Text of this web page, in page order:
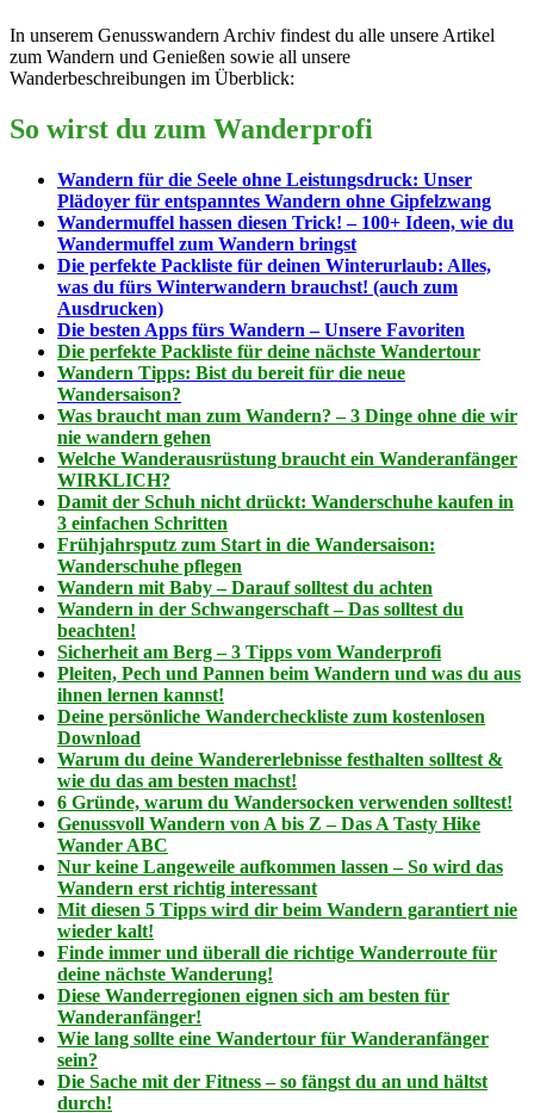
In unserem Genusswandern Archiv findest du alle unsere Artikel
zum Wandern und Genießen sowie all unsere
Wanderbeschreibungen im Überblick:
So wirst du zum Wanderprofi
Wandern für die Seele ohne Leistungsdruck: Unser
Plädoyer für entspanntes Wandern ohne Gipfelzwang
Wandermuffel hassen diesen Trick! – 100+ Ideen, wie du
Wandermuffel zum Wandern bringst
Die perfekte Packliste für deinen Winterurlaub: Alles,
was du fürs Winterwandern brauchst! (auch zum
Ausdrucken)
Die besten Apps fürs Wandern – Unsere Favoriten
Die perfekte Packliste für deine nächste Wandertour
Wandern Tipps: Bist du bereit für die neue
Wandersaison?
Was braucht man zum Wandern? – 3 Dinge ohne die wir
nie wandern gehen
Welche Wanderausrüstung braucht ein Wanderanfänger
WIRKLICH?
Damit der Schuh nicht drückt: Wanderschuhe kaufen in
3 einfachen Schritten
Frühjahrsputz zum Start in die Wandersaison:
Wanderschuhe pflegen
Wandern mit Baby – Darauf solltest du achten
Wandern in der Schwangerschaft – Das solltest du
beachten!
Sicherheit am Berg – 3 Tipps vom Wanderprofi
Pleiten, Pech und Pannen beim Wandern und was du aus
ihnen lernen kannst!
Deine persönliche Wandercheckliste zum kostenlosen
Download
Warum du deine Wandererlebnisse festhalten solltest &
wie du das am besten machst!
6 Gründe, warum du Wandersocken verwenden solltest!
Genussvoll Wandern von A bis Z – Das A Tasty Hike
Wander ABC
Nur keine Langeweile aufkommen lassen – So wird das
Wandern erst richtig interessant
Mit diesen 5 Tipps wird dir beim Wandern garantiert nie
wieder kalt!
Finde immer und überall die richtige Wanderroute für
deine nächste Wanderung!
Diese Wanderregionen eignen sich am besten für
Wanderanfänger!
Wie lang sollte eine Wandertour für Wanderanfänger
sein?
Die Sache mit der Fitness – so fängst du an und hältst
durch!